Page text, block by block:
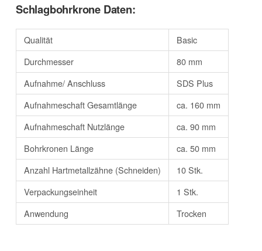
Schlagbohrkrone Daten:
Qualität
Basic
Durchmesser
80 mm
Aufnahme/ Anschluss
SDS Plus
Aufnahmeschaft Gesamtlänge
ca. 160 mm
Aufnahmeschaft Nutzlänge
ca. 90 mm
Bohrkronen Länge
ca. 50 mm
Anzahl Hartmetallzähne (Schneiden)
10 Stk.
Verpackungseinheit
1 Stk.
Anwendung
Trocken